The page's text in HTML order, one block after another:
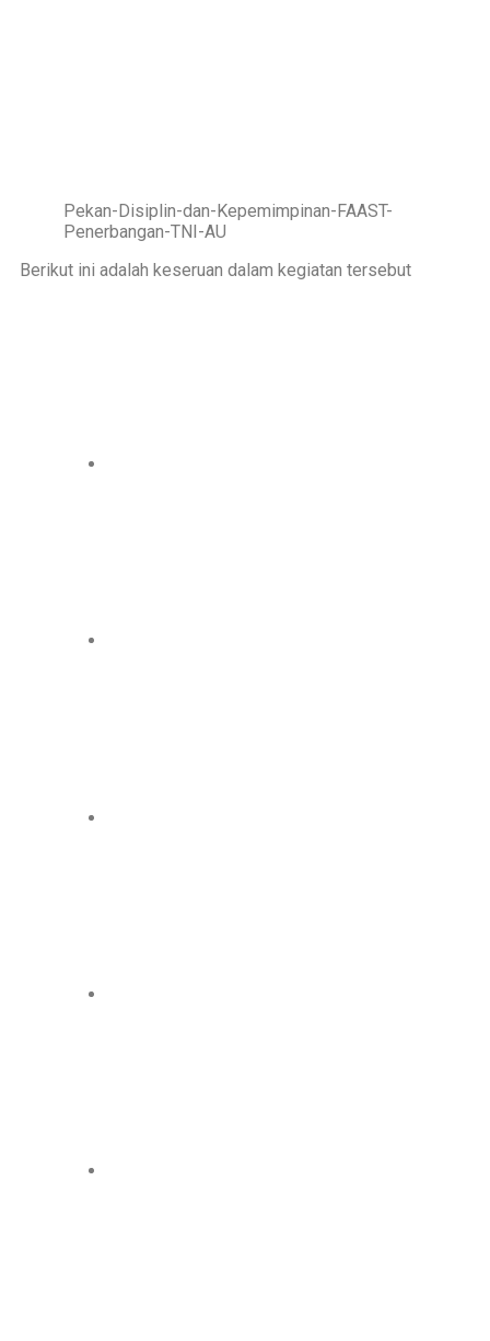
Pekan-Disiplin-dan-Kepemimpinan-FAAST-
Penerbangan-TNI-AU
Berikut ini adalah keseruan dalam kegiatan tersebut